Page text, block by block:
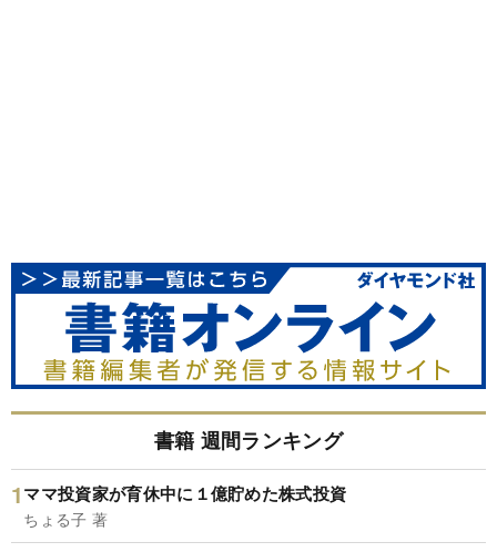
書籍 週間ランキング
ママ投資家が育休中に１億貯めた株式投資
ちょる子 著